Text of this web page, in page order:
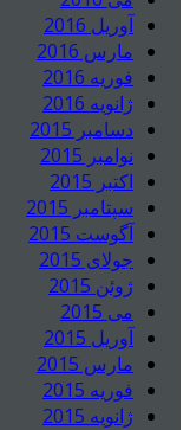
آوریل 2016
مارس 2016
فوریه 2016
ژانویه 2016
دسامبر 2015
نوامبر 2015
اکتبر 2015
سپتامبر 2015
آگوست 2015
جولای 2015
ژوئن 2015
می 2015
آوریل 2015
مارس 2015
فوریه 2015
ژانویه 2015